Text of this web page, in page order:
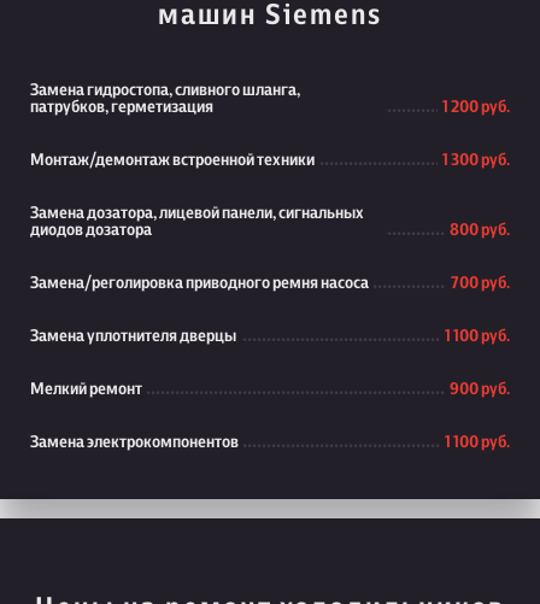
машин Siemens
Замена гидростопа, сливного шланга,
патрубков, герметизация
1 200 руб.
Монтаж/демонтаж встроенной техники 1 300 руб.
Замена дозатора, лицевой панели, сигнальных
диодов дозатора
800 руб.
Замена/реголировка приводного ремня насоса 700 руб.
Замена уплотнителя дверцы 1 100 руб.
Мелкий ремонт 900 руб.
Замена электрокомпонентов 1 100 руб.